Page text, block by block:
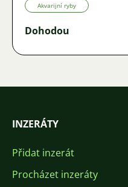
Akvarijní ryby
Dohodou
INZERÁTY
Přidat inzerát
Procházet inzeráty